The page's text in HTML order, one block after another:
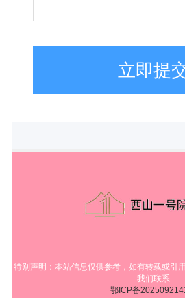
立即提
特别声明：本站信息仅供参考，如有转载或引
我们联系
鄂ICP备